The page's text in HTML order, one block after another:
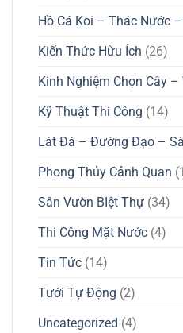
Hồ Cá Koi – Thác Nước
Kiến Thức Hữu Ích (26)
Kinh Nghiệm Chọn Cây –
Kỹ Thuật Thi Công (14)
Lát Đá – Đường Đạo –
Phong Thủy Cảnh Quan
Sân Vườn BIệt Thự (34)
Thi Công Mặt Nước (4)
Tin Tức (14)
Tưới Tự Động (2)
Uncategorized (4)